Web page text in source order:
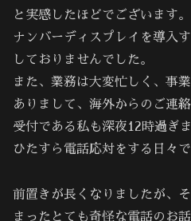
と実感したほどでございます。
ナンバーディスプレイを導入
しておりませんでした。
また、業務は大変忙しく、事
ありまして、海外からのご連
受付である私も深夜12時過ぎ
ひたすら電話応対をする日々で
前置きが長くなりましたが、
まったとても奇怪な電話のお話